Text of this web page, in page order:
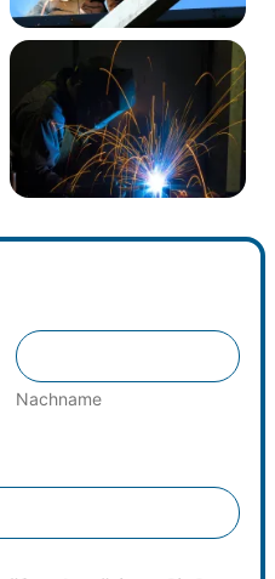
Nachname